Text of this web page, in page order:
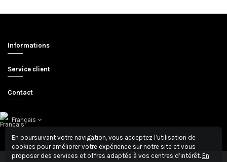
Informations
Service client
Contact
Français
En poursuivant votre navigation, vous acceptez l’utilisation de
cookies pour améliorer votre expérience sur notre site et vous
proposer des services et offres adaptés à vos centres d’intérêt. En